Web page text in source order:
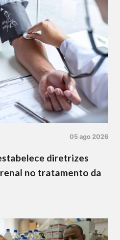
05 ago 2026
diretrizes
no tratamento da